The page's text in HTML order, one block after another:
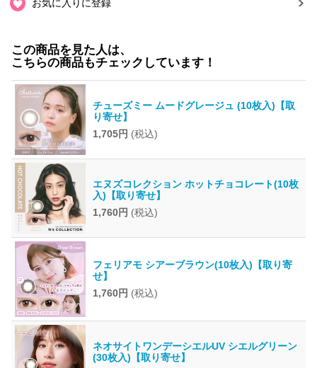
お気に入りに登録
この商品を見た人は、
こちらの商品もチェックしています！
チューズミー ムードグレージュ (10枚入)【取
り寄せ】
1,705円 (税込)
エヌズコレクション ホットチョコレート(10枚
入)【取り寄せ】
1,760円 (税込)
フェリアモ シアーブラウン(10枚入)【取り寄
せ】
1,760円 (税込)
ネオサイトワンデーシエルUV シエルグリーン
(30枚入)【取り寄せ】